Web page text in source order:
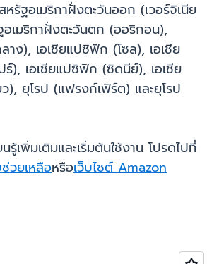
หรัฐอเมริกาฝั่งตะวันออก (เวอร์จิเนีย
เมริกาฝั่งตะวันตก (ออริกอน),
าง), เอเชียแปซิฟิก (โซล), เอเชีย
), เอเชียแปซิฟิก (ซิดนีย์), เอเชีย
), ยุโรป (แฟรงก์เฟิร์ต) และยุโรป
รู้เพิ่มเติมและเริ่มต้นใช้งาน โปรดไปที่
วยเหลือหรือเว็บไซต์ Amazon